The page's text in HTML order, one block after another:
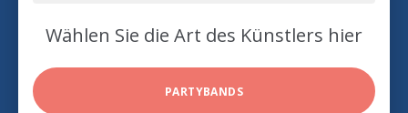
Wählen Sie die Art des Künstlers hier
PARTYBANDS